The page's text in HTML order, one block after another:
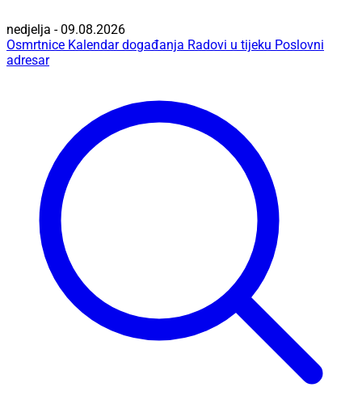
nedjelja - 09.08.2026
Osmrtnice Kalendar događanja Radovi u tijeku Poslovni
adresar